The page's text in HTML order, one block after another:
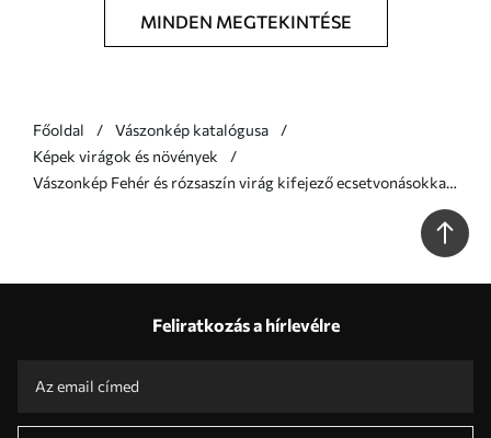
MINDEN MEGTEKINTÉSE
Főoldal
Vászonkép katalógusa
Képek virágok és növények
Vászonkép Fehér és rózsaszín virág kifejező ecsetvonásokkal,
Feliratkozás a hírlevélre